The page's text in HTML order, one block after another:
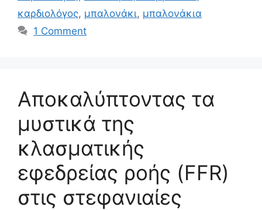
καρδιολόγος, μπαλονάκι, μπαλονάκια
1 Comment
Αποκαλύπτοντας τα
μυστικά της
κλασματικής
εφεδρείας ροής (FFR)
στις στεφανιαίες